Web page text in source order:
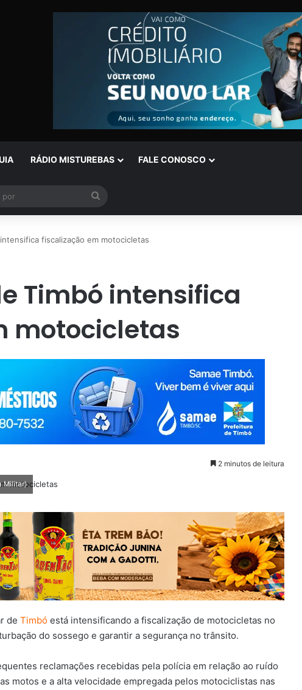
RÁDIO MISTUREBAS FALE CONOSCO
por
fiscalização em motocicletas
Timbó intensifica
motocicletas
2 minutos de leitura
Militar)
de Timbó está intensificando a fiscalização de motocicletas no
do sossego e garantir a segurança no trânsito.
reclamações recebidas pela polícia em relação ao ruído
motos e a alta velocidade empregada pelos motociclistas nas